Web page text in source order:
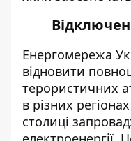
Енергомережа
відновити
терористичних
в різних
столиці